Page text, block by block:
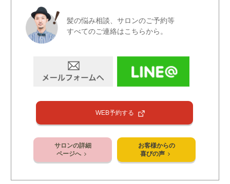
髪の悩み相談、サロンのご予約等
すべてのご連絡はこちらから。
WEB予約する
サロンの詳細
ページへ
お客様からの
喜びの声